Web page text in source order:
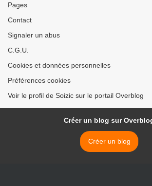
Pages
Contact
Signaler un abus
C.G.U.
Cookies et données personnelles
Préférences cookies
Voir le profil de Soizic sur le portail Overblog
Créer un blog sur
Créer un blog